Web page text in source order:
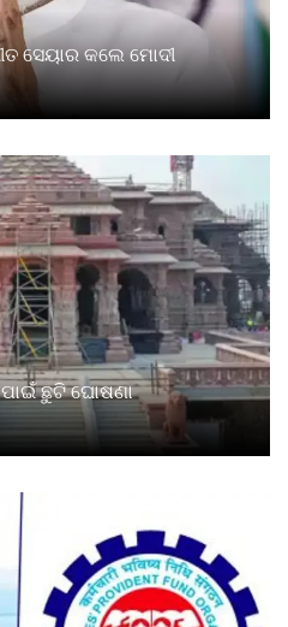
ସେୟାର କଲେ ମୋଦୀ
ପାଇଁ ଛୁଟି ଘୋଷଣା